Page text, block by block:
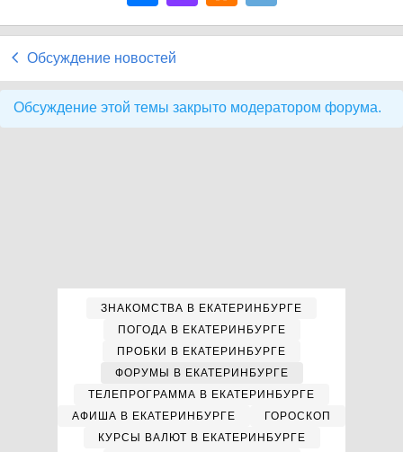
Обсуждение новостей
Обсуждение этой темы закрыто модератором форума.
ЗНАКОМСТВА В ЕКАТЕРИНБУРГЕ
ПОГОДА В ЕКАТЕРИНБУРГЕ
ПРОБКИ В ЕКАТЕРИНБУРГЕ
ФОРУМЫ В ЕКАТЕРИНБУРГЕ
ТЕЛЕПРОГРАММА В ЕКАТЕРИНБУРГЕ
АФИША В ЕКАТЕРИНБУРГЕ
ГОРОСКОП
КУРСЫ ВАЛЮТ В ЕКАТЕРИНБУРГЕ